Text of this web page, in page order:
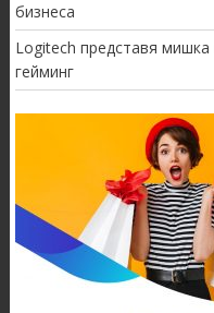
бизнеса
Logitech представя мишка
гейминг